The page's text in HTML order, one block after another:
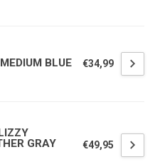
BLUE €34,99
GRAY
€49,95